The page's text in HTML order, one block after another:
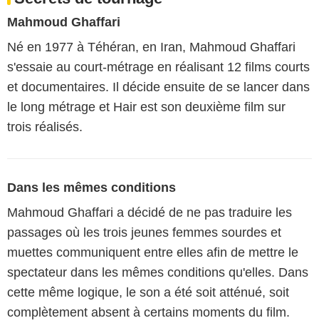
Mahmoud Ghaffari
Né en 1977 à Téhéran, en Iran, Mahmoud Ghaffari
s'essaie au court-métrage en réalisant 12 films courts
et documentaires. Il décide ensuite de se lancer dans
le long métrage et Hair est son deuxième film sur
trois réalisés.
Dans les mêmes conditions
Mahmoud Ghaffari a décidé de ne pas traduire les
passages où les trois jeunes femmes sourdes et
muettes communiquent entre elles afin de mettre le
spectateur dans les mêmes conditions qu'elles. Dans
cette même logique, le son a été soit atténué, soit
complètement absent à certains moments du film.